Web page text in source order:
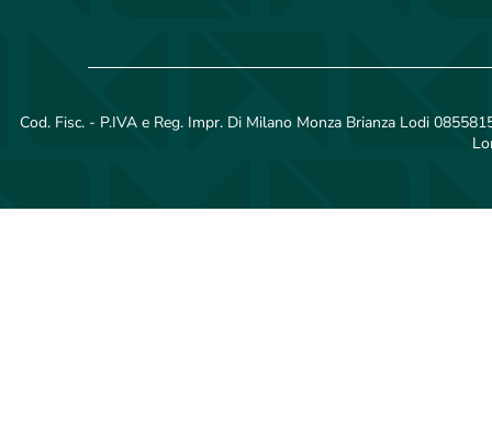
Cod. Fisc. - P.IVA e Reg. Impr. Di Milano Monza Brianza Lodi